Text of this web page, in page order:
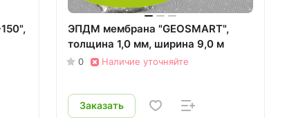
ЭПДМ мембрана "GEOSMART",
толщина 1,0 мм, ширина 9,0 м
0 Наличие уточняйте
Заказать